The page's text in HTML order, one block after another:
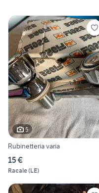
5
Rubinetteria varia
15 €
Racale(LE)